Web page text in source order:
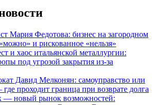
Мария Федотова: бизнес на загородном
и рискованное «нельзя»
и хаос итальянской металлургии:
под угрозой закрытия из-за
Давид Мелконян: самоуправство или
проходит граница при возврате долга
— новый рынок возможностей: